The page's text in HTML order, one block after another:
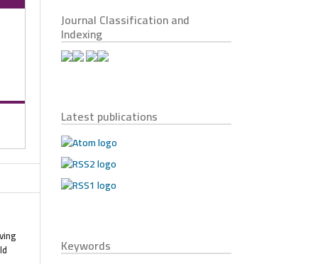
Journal Classification and
Indexing
Latest publications
Keywords